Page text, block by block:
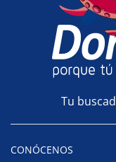
Tu
CONÓCENOS